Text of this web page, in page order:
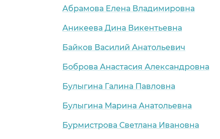
Абрамова Елена Владимировна
Аникеева Дина Викентьевна
Байков Василий Анатольевич
Боброва Анастасия Александровна
Булыгина Галина Павловна
Булыгина Марина Анатольевна
Бурмистрова Светлана Ивановна